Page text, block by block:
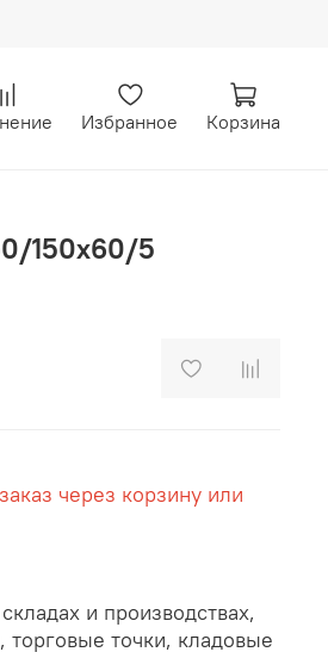
Избранное Корзина
150x60/5
через корзину или
и производствах,
точки, кладовые